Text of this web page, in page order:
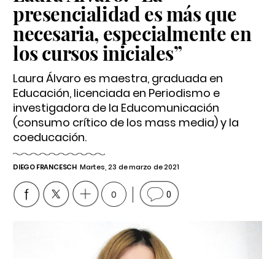
presencialidad es más que
necesaria, especialmente en
los cursos iniciales”
Laura Álvaro es maestra, graduada en
Educación, licenciada en Periodismo e
investigadora de la Educomunicación
(consumo crítico de los mass media) y la
coeducación.
DIEGO FRANCESCH Martes, 23 de marzo de 2021
0 0